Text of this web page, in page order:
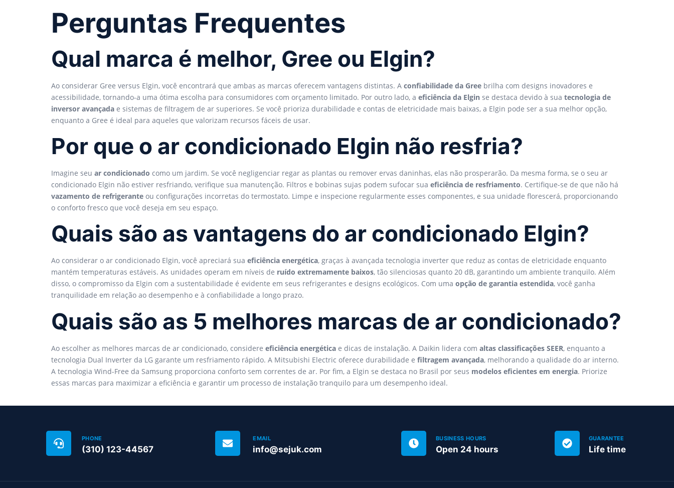
Perguntas Frequentes
Qual marca é melhor, Gree ou Elgin?
Ao considerar Gree versus Elgin, você encontrará que ambas as marcas oferecem vantagens distintas. A confiabilidade da Gree brilha com designs inovadores e
acessibilidade, tornando-a uma ótima escolha para consumidores com orçamento limitado. Por outro lado, a eficiência da Elgin se destaca devido à sua tecnologia de
inversor avançada e sistemas de filtragem de ar superiores. Se você prioriza durabilidade e contas de eletricidade mais baixas, a Elgin pode ser a sua melhor opção,
enquanto a Gree é ideal para aqueles que valorizam recursos fáceis de usar.
Por que o ar condicionado Elgin não resfria?
Imagine seu ar condicionado como um jardim. Se você negligenciar regar as plantas ou remover ervas daninhas, elas não prosperarão. Da mesma forma, se o seu ar
condicionado Elgin não estiver resfriando, verifique sua manutenção. Filtros e bobinas sujas podem sufocar sua eficiência de resfriamento. Certifique-se de que não há
vazamento de refrigerante ou configurações incorretas do termostato. Limpe e inspecione regularmente esses componentes, e sua unidade florescerá, proporcionando
o conforto fresco que você deseja em seu espaço.
Quais são as vantagens do ar condicionado Elgin?
Ao considerar o ar condicionado Elgin, você apreciará sua eficiência energética, graças à avançada tecnologia inverter que reduz as contas de eletricidade enquanto
mantém temperaturas estáveis. As unidades operam em níveis de ruído extremamente baixos, tão silenciosas quanto 20 dB, garantindo um ambiente tranquilo. Além
disso, o compromisso da Elgin com a sustentabilidade é evidente em seus refrigerantes e designs ecológicos. Com uma opção de garantia estendida, você ganha
tranquilidade em relação ao desempenho e à confiabilidade a longo prazo.
Quais são as 5 melhores marcas de ar condicionado?
Ao escolher as melhores marcas de ar condicionado, considere eficiência energética e dicas de instalação. A Daikin lidera com altas classificações SEER, enquanto a
tecnologia Dual Inverter da LG garante um resfriamento rápido. A Mitsubishi Electric oferece durabilidade e filtragem avançada, melhorando a qualidade do ar interno.
A tecnologia Wind-Free da Samsung proporciona conforto sem correntes de ar. Por fim, a Elgin se destaca no Brasil por seus modelos eficientes em energia. Priorize
essas marcas para maximizar a eficiência e garantir um processo de instalação tranquilo para um desempenho ideal.
PHONE
(310) 123-44567
EMAIL
info@sejuk.com
BUSINESS HOURS
Open 24 hours
GUARANTEE
Life time